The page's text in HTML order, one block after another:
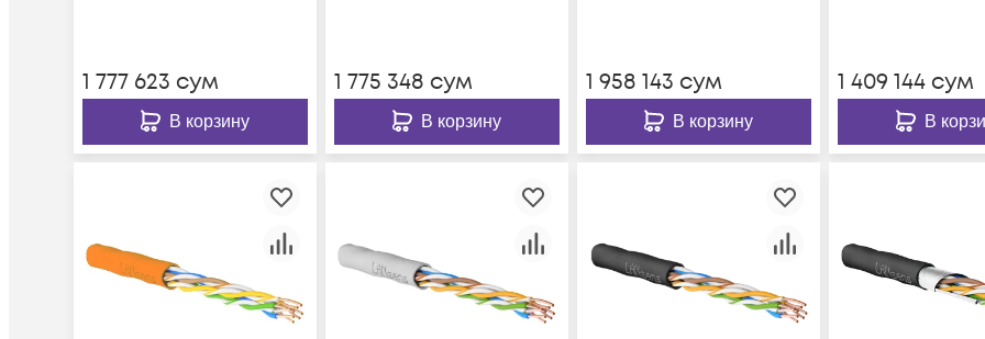
1 777 623 сум
В корзину
1 775 348 сум
В корзину
1 958 143 сум
В корзину
1 409 144сум
В